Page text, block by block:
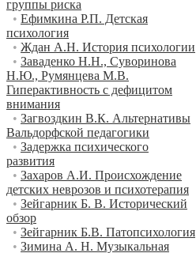
группы риска
• Ефимкина Р.П. Детская
психология
• Ждан А.Н. История психологии
• Заваденко Н.Н., Суворинова
Н.Ю., Румянцева М.В.
Гиперактивность с дефицитом
внимания
• Загвоздкин В.К. Альтернативы
Вальдорфской педагогики
• Задержка психического
развития
• Захаров А.И. Происхождение
детских неврозов и психотерапия
• Зейгарник Б. В. Исторический
обзор
• Зейгарник Б.В. Патопсихология
• Зимина А. Н. Музыкальная